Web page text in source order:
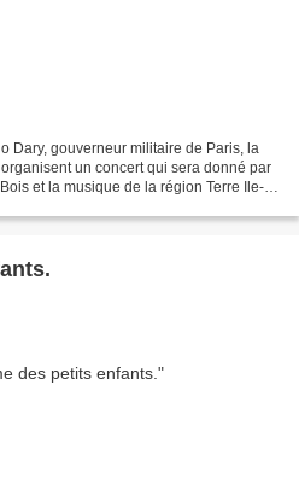
Dary, gouverneur militaire de Paris, la
un concert qui sera donné par
et la musique de la région Terre Ile-